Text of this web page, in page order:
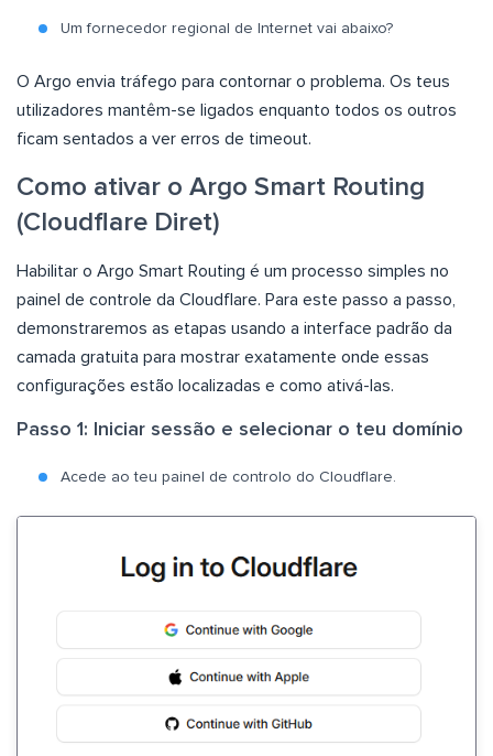
Um fornecedor regional de Internet vai abaixo?
O Argo envia tráfego para contornar o problema. Os teus
utilizadores mantêm-se ligados enquanto todos os outros
ficam sentados a ver erros de timeout.
Como ativar o Argo Smart Routing
(Cloudflare Diret)
Habilitar o Argo Smart Routing é um processo simples no
painel de controle da Cloudflare. Para este passo a passo,
demonstraremos as etapas usando a interface padrão da
camada gratuita para mostrar exatamente onde essas
configurações estão localizadas e como ativá-las.
Passo 1: Iniciar sessão e selecionar o teu domínio
Acede ao teu painel de controlo do Cloudflare.